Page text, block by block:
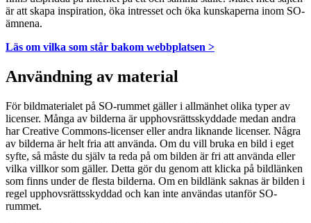
är att skapa inspiration, öka intresset och öka kunskaperna inom SO-
ämnena.
Läs om vilka som står bakom webbplatsen >
Användning av material
För bildmaterialet på SO-rummet gäller i allmänhet olika typer av
licenser. Många av bilderna är upphovsrättsskyddade medan andra
har Creative Commons-licenser eller andra liknande licenser. Några
av bilderna är helt fria att använda. Om du vill bruka en bild i eget
syfte, så måste du själv ta reda på om bilden är fri att använda eller
vilka villkor som gäller. Detta gör du genom att klicka på bildlänken
som finns under de flesta bilderna. Om en bildlänk saknas är bilden i
regel upphovsrättsskyddad och kan inte användas utanför SO-
rummet.